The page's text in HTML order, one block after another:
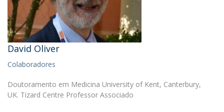
David Oliver
Colaboradores
Doutoramento em Medicina University of Kent, Canterbury,
UK. Tizard Centre Professor Associado